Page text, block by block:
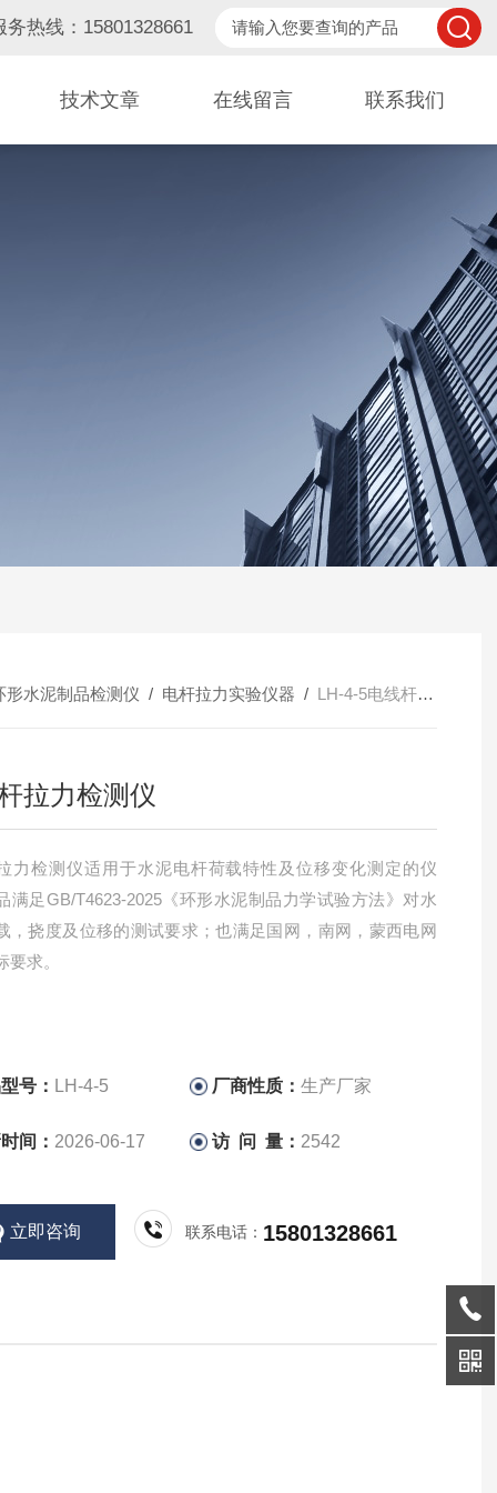
务热线：15801328661
技术文章 在线留言 联系我们
形水泥制品检测仪 / 电杆拉力实验仪器 / LH-4-5电线杆拉力检测仪
拉力检测仪
力检测仪适用于水泥电杆荷载特性及位移变化测定的仪
满足GB/T4623-2025《环形水泥制品力学试验方法》对水
，挠度及位移的测试要求；也满足国网，南网，蒙西电网
要求。
号： LH-4-5 厂商性质：生产厂家
间： 2026-06-17 访 问 量： 2542
立即咨询 联系电话： 15801328661